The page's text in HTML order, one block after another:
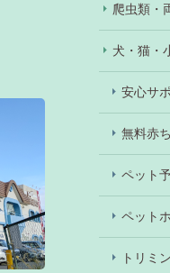
爬虫類・
犬・猫・
安心サ
無料赤
ペット
ペット
トリミ